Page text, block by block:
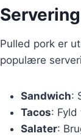
Pulled pork er
populære
Sandwich:
Tacos:
Salater: